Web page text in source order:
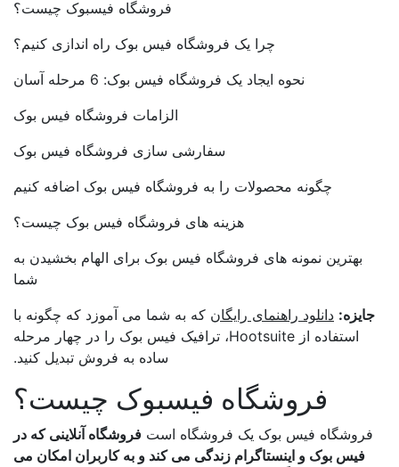
فروشگاه فیسبوک چیست؟
چرا یک فروشگاه فیس بوک راه اندازی کنیم؟
نحوه ایجاد یک فروشگاه فیس بوک: 6 مرحله آسان
الزامات فروشگاه فیس بوک
سفارشی سازی فروشگاه فیس بوک
چگونه محصولات را به فروشگاه فیس بوک اضافه کنیم
هزینه های فروشگاه فیس بوک چیست؟
بهترین نمونه های فروشگاه فیس بوک برای الهام بخشیدن به
دانلود راهنمای رایگانکه به شما می آموزد که چگونه با
استفاده از Hootsuite، ترافیک فیس بوک را در چهار مرحله
ساده به فروش تبدیل کنید.
فروشگاه فیسبوک چیست؟
فروشگاه فیس بوک یک فروشگاه استفروشگاه آنلاینی که در
فیس بوک و اینستاگرام زندگی می کند و به کاربران امکان می